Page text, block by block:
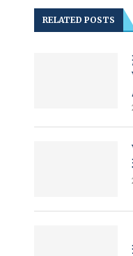
RELATED POSTS